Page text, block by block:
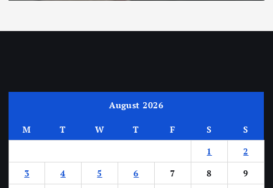
August 2026
M T W T F S
S
1
2
3
4 5 6 7 8
9